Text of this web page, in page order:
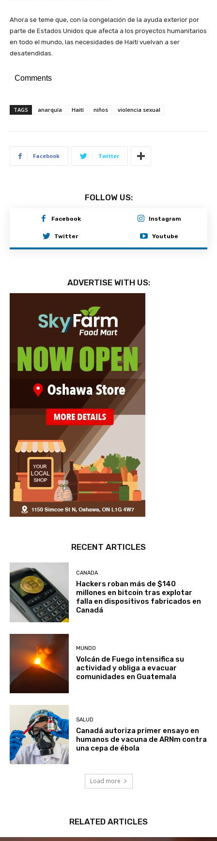
Ahora se teme que, con la congelación de la ayuda exterior por
parte de Estados Unidos que afecta a los proyectos humanitarios
en todo el mundo, las necesidades de Haití vuelvan a ser
desatendidas.
Comments
TAGS anarquía Haití niños violencia sexual
Facebook Twitter
FOLLOW US:
Facebook Instagram
Twitter Youtube
ADVERTISE WITH US:
RECENT ARTICLES
CANADA
Hackers roban más de $140
millones en bitcoin tras explotar
falla en dispositivos fabricados en
Canadá
MUNDO
Volcán de Fuego intensifica su
actividad y obliga a evacuar
comunidades en Guatemala
SALUD
Canadá autoriza primer ensayo en
humanos de vacuna de ARNm contra
una cepa de ébola
Load more
RELATED ARTICLES